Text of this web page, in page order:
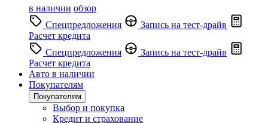
в наличии обзор
Спецпредложения
Запись на тест-драйв
Расчет кредита
Спецпредложения
Запись на тест-драйв
Расчет кредита
Авто в наличии
Покупателям
Покупателям
Выбор и покупка
Кредит и страхование